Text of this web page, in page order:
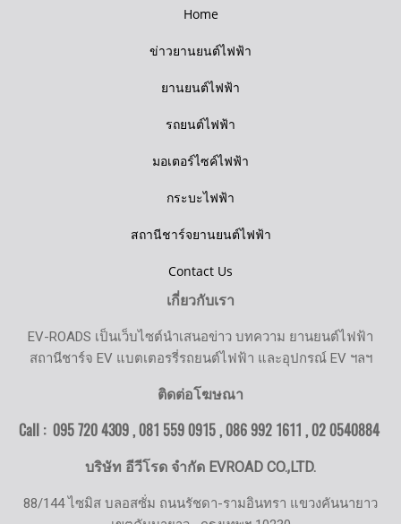
Home
ข่าวยานยนต์ไฟฟ้า
ยานยนต์ไฟฟ้า
รถยนต์ไฟฟ้า
มอเตอร์ไซค์ไฟฟ้า
กระบะไฟฟ้า
สถานีชาร์จยานยนต์ไฟฟ้า
Contact Us
เกี่ยวกับเรา
EV-ROADS เป็นเว็บไซต์นำเสนอข่าว บทความ ยานยนต์ไฟฟ้า
สถานีชาร์จ EV แบตเตอรรี่รถยนต์ไฟฟ้า และอุปกรณ์ EV ฯลฯ
ติดต่อโฆษณา
Call : 095 720 4309 , 081 559 0915 , 086 992 1611 ,02 0540884
บริษัท อีวีโรด จำกัด EVROAD CO.,LTD.
88/144 ไซมิส บลอสซั่ม ถนนรัชดา-รามอินทรา แขวงคันนายาว